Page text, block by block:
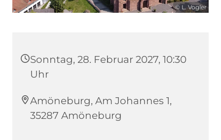
© L. Vogler
Sonntag, 28. Februar 2027, 10:30
Uhr
Amöneburg, Am Johannes 1,
35287 Amöneburg